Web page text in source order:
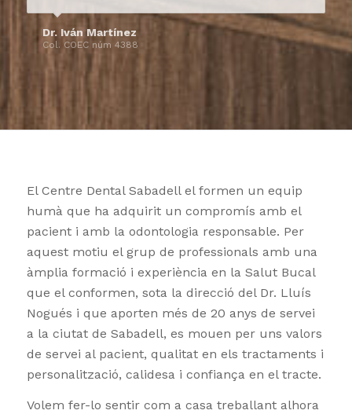
Dr. Iván Martínez
Col. COEC núm 4388
El Centre Dental Sabadell el formen un equip
humà que ha adquirit un compromís amb el
pacient i amb la odontologia responsable. Per
aquest motiu el grup de professionals amb una
àmplia formació i experiència en la Salut Bucal
que el conformen, sota la direcció del Dr. Lluís
Nogués i que aporten més de 20 anys de servei
a la ciutat de Sabadell, es mouen per uns valors
de servei al pacient, qualitat en els tractaments i
personalització, calidesa i confiança en el tracte.
Volem fer-lo sentir com a casa treballant alhora